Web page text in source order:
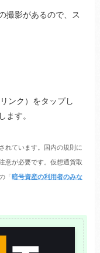
撮影があるので、ス
ンク）をタップし
ます。
れています。国内の規則に
意が必要です。仮想通貨取
「暗号資産の利用者のみな